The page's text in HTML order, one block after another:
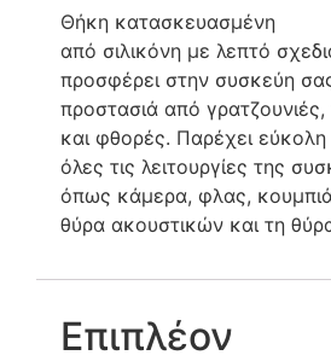
Θήκη κατασκευασμένη
από σιλικόνη με λεπτό
προσφέρει στην συσκεύη
προστασιά από γρατζουνιές,
και φθορές. Παρέχει
όλες τις λειτουργίες της
όπως κάμερα, φλας,
θύρα ακουστικών και τη
Επιπλέον